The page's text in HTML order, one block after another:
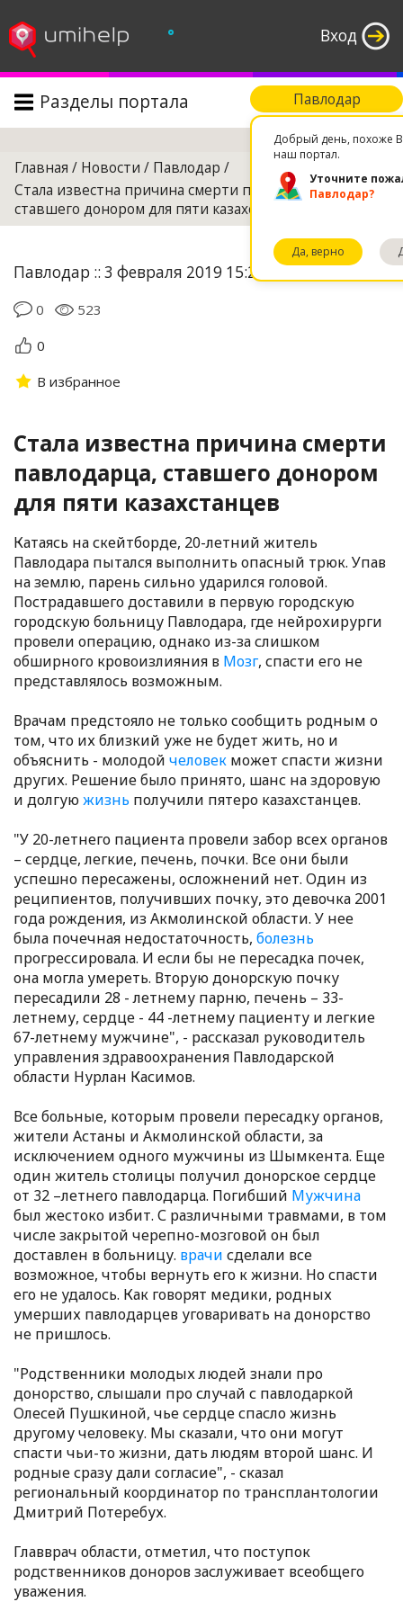
Вход
°
Павлодар
Добрый день, похоже
наш портал.
Уточните
Павлодар?
Да, верно
Разделы портала Поиск
Главная / Новости / Павлодар /
Стала известна причина смерти павлодарца,
ставшего донором для пяти казахстанцев
Павлодар :: 3 февраля 2019 15:21
0
523
0
В избранное
Стала известна причина смерти
павлодарца, ставшего донором
для пяти казахстанцев
Катаясь на скейтборде, 20-летний житель
Павлодара пытался выполнить опасный трюк. Упав
на землю, парень сильно ударился головой.
Пострадавшего доставили в первую городскую
городскую больницу Павлодара, где нейрохирурги
провели операцию, однако из-за слишком
обширного кровоизлияния в Мозг, спасти его не
представлялось возможным.
Врачам предстояло не только сообщить родным о
том, что их близкий уже не будет жить, но и
объяснить - молодой человек может спасти жизни
других. Решение было принято, шанс на здоровую
и долгуюжизнь получили пятеро казахстанцев.
"У 20-летнего пациента провели забор всех органов
– сердце, легкие, печень, почки. Все они были
успешно пересажены, осложнений нет. Один из
реципиентов, получивших почку, это девочка 2001
года рождения, из Акмолинской области. У нее
была почечная недостаточность, болезнь
прогрессировала. И если бы не пересадка почек,
она могла умереть. Вторую донорскую почку
пересадили 28 - летнему парню, печень – 33-
летнему, сердце - 44 -летнему пациенту и легкие
67-летнему мужчине", - рассказал руководитель
управления здравоохранения Павлодарской
области Нурлан Касимов.
Все больные, которым провели пересадку органов,
жители Астаны и Акмолинской области, за
исключением одного мужчины из Шымкента. Еще
один житель столицы получил донорское сердце
от 32 –летнего павлодарца. Погибший Мужчина
был жестоко избит. С различными травмами, в том
числе закрытой черепно-мозговой он был
доставлен в больницу. врачи сделали все
возможное, чтобы вернуть его к жизни. Но спасти
его не удалось. Как говорят медики, родных
умерших павлодарцев уговаривать на донорство
не пришлось.
"Родственники молодых людей знали про
донорство, слышали про случай с павлодаркой
Олесей Пушкиной, чье сердце спасло жизнь
другому человеку. Мы сказали, что они могут
спасти чьи-то жизни, дать людям второй шанс. И
родные сразу дали согласие", - сказал
региональный координатор по трансплантологии
Дмитрий Потеребух.
Главврач области, отметил, что поступок
родственников доноров заслуживает всеобщего
уважения.